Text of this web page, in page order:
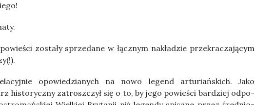
zosta­ły sprze­da­ne w łącz­nym nakła­dzie prze­kra­cza­ją­cym
opo­wie­dzia­nych na nowo legend artu­riań­skich. Jako
histo­rycz­ny zatrosz­czył się o to, by jego powie­ści bar­dziej odpo­